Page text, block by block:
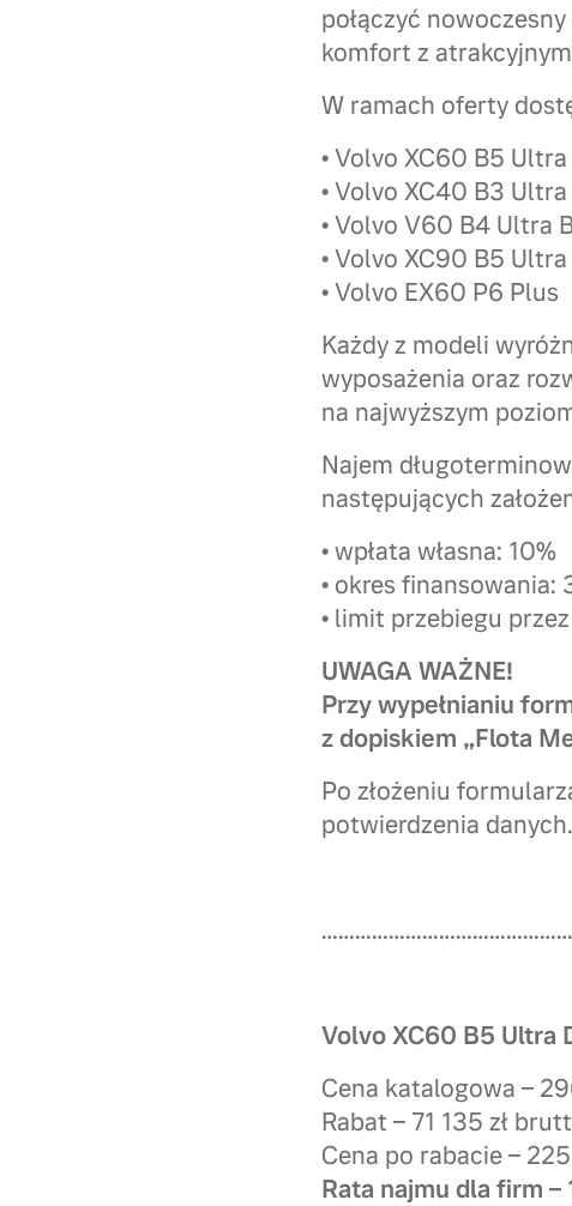
połączyć
komfort z
W ramach oferty
• Volvo XC60 B5
• Volvo XC40 B3
• Volvo V60 B4 Ultra
• Volvo XC90 B5
• Volvo EX60 P6 Plus
Każdy z modeli
wyposażenia oraz
na najwyższym
Najem
następujących
• wpłata własna: 10%
• okres finansowania:
• limit przebiegu
UWAGA WAŻNE!
Przy wypełnianiu
z dopiskiem „Flota
Po złożeniu
potwierdzenia danych.
Volvo XC60 B5 Ultra
Cena katalogowa –
Rabat – 71 135 zł
Cena po rabacie –
Rata najmu dla firm –